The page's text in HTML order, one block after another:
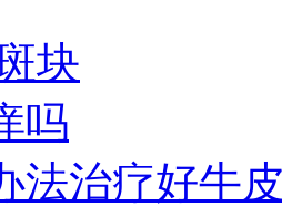
块
吗
法治疗好牛